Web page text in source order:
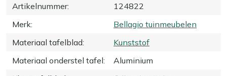
Artikelnummer:
124822
Merk:
Bellagio tuinmeubelen
Materiaal tafelblad:
Kunststof
Materiaal onderstel tafel:
Aluminium